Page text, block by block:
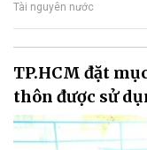
Tài nguyên nước
TP.HCM đặt
thôn được sử